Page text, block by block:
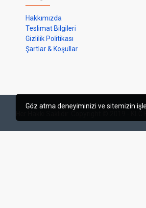
Hakkımızda
Teslimat Bilgileri
Gizlilik Politikası
Şartlar & Koşullar
Göz atma deneyiminizi ve sitemizin